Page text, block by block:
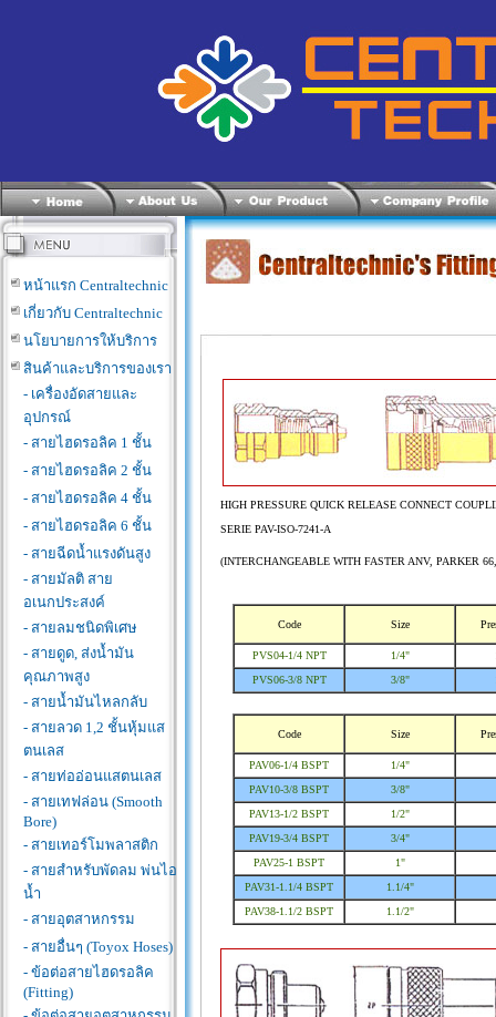
หน้าแรก Centraltechnic
เกี่ยวกับ Centraltechnic
นโยบายการให้บริการ
สินค้าและบริการของเรา
- เครื่องอัดสายและ
อุปกรณ์
- สายไฮดรอลิค 1 ชั้น
- สายไฮดรอลิค 2 ชั้น
- สายไฮดรอลิค 4 ชั้น
- สายไฮดรอลิค 6 ชั้น
- สายฉีดน้ำแรงดันสูง
- สายมัลติ สาย
อเนกประสงค์
- สายลมชนิดพิเศษ
- สายดูด, ส่งน้ำมัน
คุณภาพสูง
- สายน้ำมันไหลกลับ
- สายลวด 1,2 ชั้นหุ้มแส
ตนเลส
- สายท่ออ่อนแสตนเลส
- สายเทฟล่อน (Smooth
Bore)
- สายเทอร์โมพลาสติก
- สายสำหรับพัดลม พ่นไอ
น้ำ
- สายอุตสาหกรรม
- สายอื่นๆ (Toyox Hoses)
- ข้อต่อสายไฮดรอลิค
(Fitting)
HIGH PRESSURE QUICK RELEASE CONNECT
SERIE PAV-ISO-7241-A
(INTERCHANGEABLE WITH FASTER ANV, PARKER
Code Size
PVS04-1/4 NPT 1/4"
PVS06-3/8 NPT
3/8"
Code Size
PAV06-1/4 BSPT
1/4"
PAV10-3/8 BSPT
3/8"
PAV13-1/2 BSPT
1/2"
PAV19-3/4 BSPT
3/4"
PAV25-1 BSPT
1"
PAV31-1.1/4 BSPT
1.1/4"
PAV38-1.1/2 BSPT
1.1/2"